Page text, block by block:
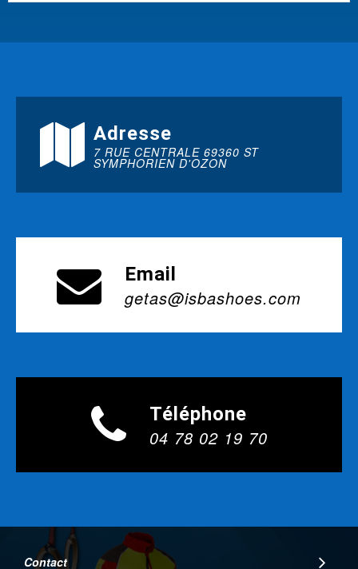
Adresse
7 RUE CENTRALE 69360 ST
SYMPHORIEN D'OZON
Email
getas@isbashoes.com
Téléphone
04 78 02 19 70
Contact